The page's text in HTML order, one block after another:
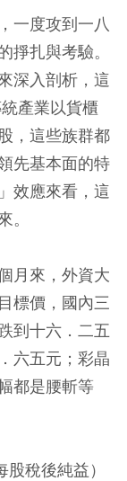
一度攻到一八
扎與考驗。
深入剖析，這
產業以貨櫃
，這些族群都
先基本面的特
效應來看，這
。
月來，外資大
標價，國內三
到十六．二五
六五元；彩晶
都是腰斬等
稅後純益）